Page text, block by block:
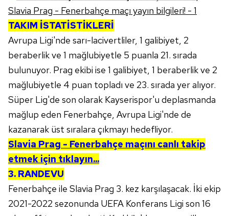
TAKIM İSTATİSTİKLERİ
Avrupa Ligi'nde sarı-lacivertliler, 1 galibiyet, 2
beraberlik ve 1 mağlubiyetle 5 puanla 21. sırada
bulunuyor. Prag ekibi ise 1 galibiyet, 1 beraberlik ve 2
mağlubiyetle 4 puan topladı ve 23. sırada yer alıyor.
Süper Lig'de son olarak Kayserispor'u deplasmanda
mağlup eden Fenerbahçe, Avrupa Ligi'nde de
kazanarak üst sıralara çıkmayı hedefliyor.
Slavia Prag - Fenerbahçe maçını canlı takip
etmek için tıklayın...
3. RANDEVU
Fenerbahçe ile Slavia Prag 3. kez karşılaşacak. İki ekip
2021-2022 sezonunda UEFA Konferans Ligi son 16